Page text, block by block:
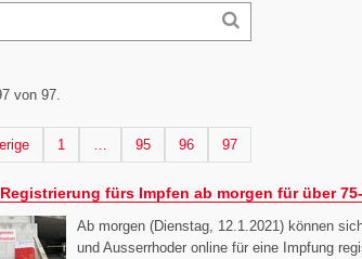
von 97.
SeiteSeite
1 Seite
95 Seite
96 Seite
97
fürs Impfen ab morgen für über
Ab morgen (Dienstag, 12.1.2021) können
und Ausserrhoder online für eine Impfung